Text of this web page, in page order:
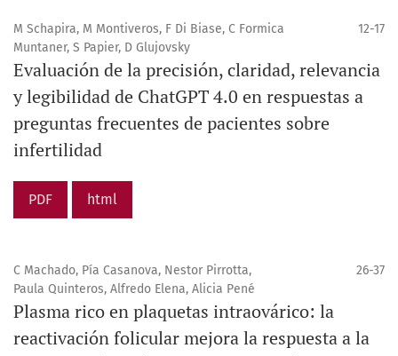
M Schapira, M Montiveros, F Di Biase, C Formica
Muntaner, S Papier, D Glujovsky
12-17
Evaluación de la precisión, claridad, relevancia
y legibilidad de ChatGPT 4.0 en respuestas a
preguntas frecuentes de pacientes sobre
infertilidad
PDF html
C Machado, Pía Casanova, Nestor Pirrotta,
Paula Quinteros, Alfredo Elena, Alicia Pené
26-37
Plasma rico en plaquetas intraovárico: la
reactivación folicular mejora la respuesta a la